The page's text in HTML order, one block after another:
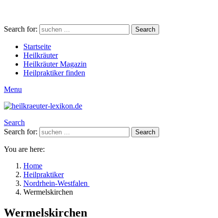
Search for: Search
Startseite
Heilkräuter
Heilkräuter Magazin
Heilpraktiker finden
Menu
Search
Search for:
Search
You are here:
Home
Heilpraktiker
Nordrhein-Westfalen
Wermelskirchen
Wermelskirchen